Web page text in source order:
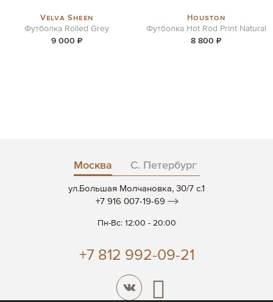
Velva Sheen
Футболка Rolled Grey
9 000 ₽
Houston
Футболка Hot Rod Print Natural
8 800 ₽
Москва С. Петербург
ул.Большая Молчановка, 30/7 c.1
+7 916 007-19-69
Пн-Вс: 12:00 - 20:00
+7 812 992-09-21